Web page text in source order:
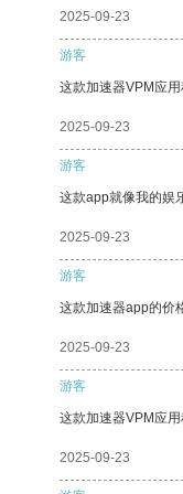
2025-09-23
游客
这款加速器VPM应
2025-09-23
游客
这款app就像我的娱
2025-09-23
游客
这款加速器app的价
2025-09-23
游客
这款加速器VPM应
2025-09-23